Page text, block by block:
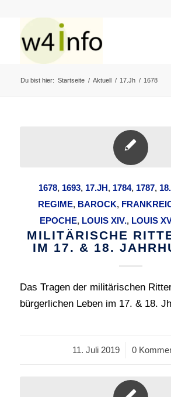
Du bist hier: Startseite / Aktuell / 17.Jh / 1678
1678, 1693, 17.JH, 1784, 1787,
REGIME, BAROCK,
EPOCHE, LOUIS XIV., LOUIS
MILITÄRISCHE
IM 17. & 18.
Das Tragen der militärischen
bürgerlichen Leben im 17. & 18.
11. Juli 2019
/ 0